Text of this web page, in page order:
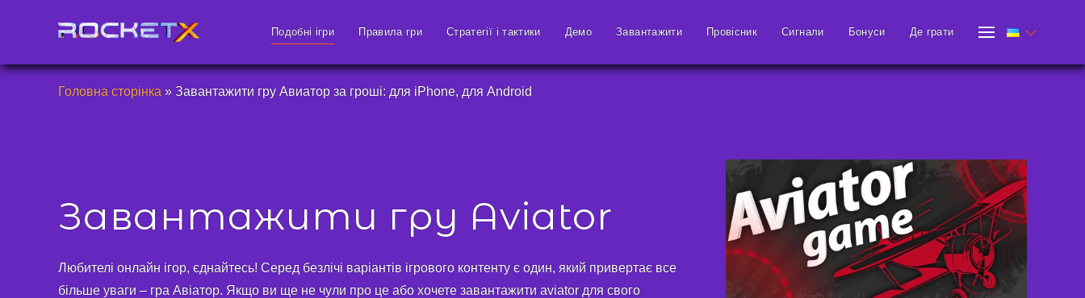
Подобні ігри Правила гри Стратегії і тактики Демо Завантажити Провісник Сигнали Бонуси Де грати
Головна сторінка » Завантажити гру Авиатор за гроші: для iPhone, для Android
Завантажити гру Aviator
Любителі онлайн ігор, єднайтесь! Серед безлічі варіантів ігрового контенту є один, який привертає все
більше уваги – гра Авіатор. Якщо ви ще не чули про це або хочете завантажити aviator для свого